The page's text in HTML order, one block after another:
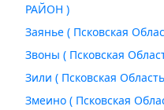
РАЙОН )
Заянье ( Псковская
Звоны ( Псковская
Зили ( Псковская
Змеино ( Псковская